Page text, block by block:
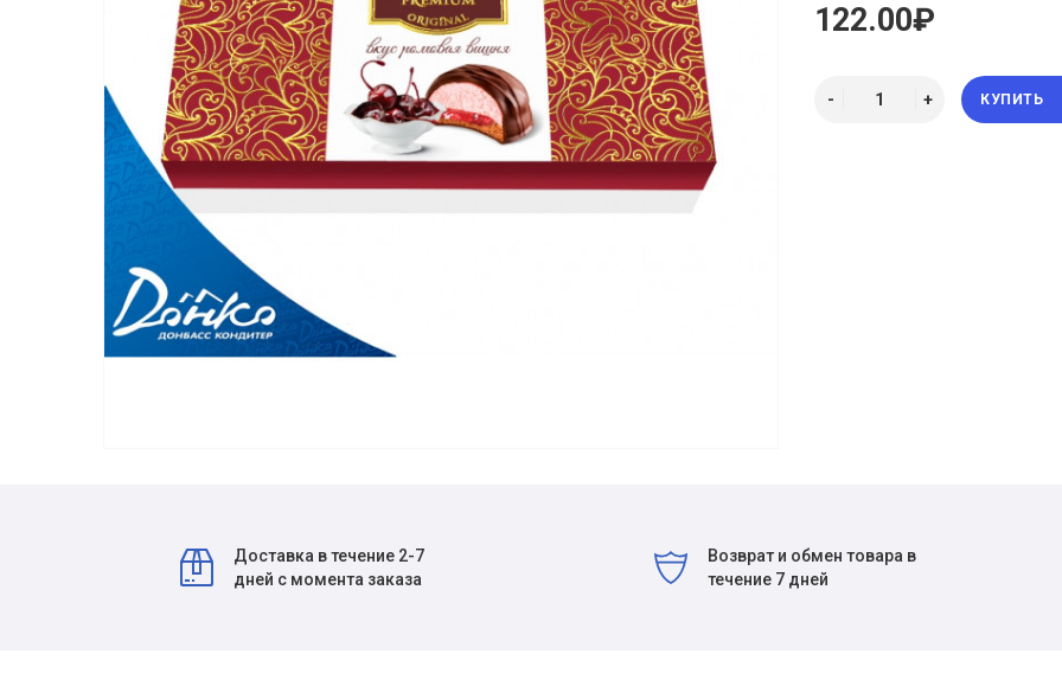
122.00₽
КУПИТЬ
Доставка в течение 2-7
дней с момента заказа
Возврат и обмен товара в
течение 7 дней